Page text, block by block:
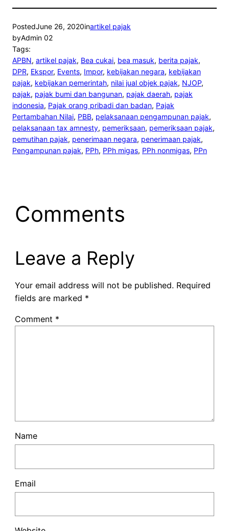
PostedJune 26, 2020inartikel pajak
byAdmin 02
Tags:
APBN, artikel pajak, Bea cukai, bea masuk, berita pajak
DPR, Ekspor, Events, Impor, kebijakan negara, kebijakan
pajak, kebijakan pemerintah, nilai jual objek pajak, NJOP
pajak, pajak bumi dan bangunan, pajak daerah, pajak
indonesia, Pajak orang pribadi dan badan, Pajak
Pertambahan Nilai, PBB, pelaksanaan pengampunan pajak
pelaksanaan tax amnesty, pemeriksaan, pemeriksaan pajak
pemutihan pajak, penerimaan negara, penerimaan pajak
Pengampunan pajak, PPh, PPh migas, PPh nonmigas, PPn
Comments
Leave a Reply
Your email address will not be published. Required
fields are marked *
Comment *
Name
Email